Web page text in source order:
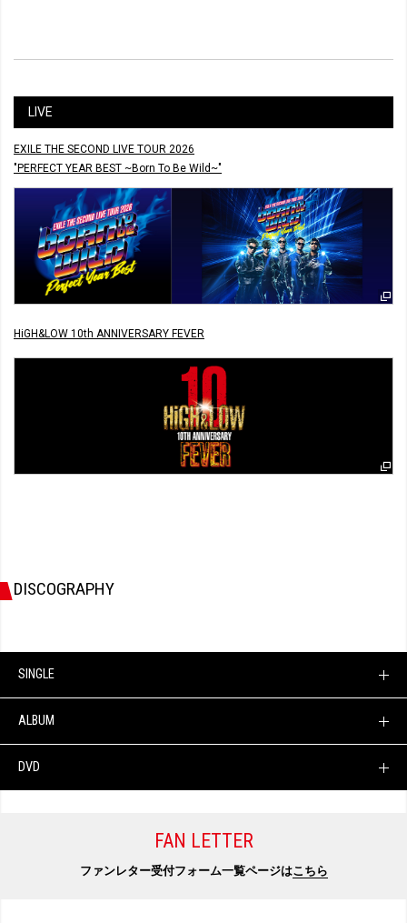
LIVE
EXILE THE SECOND LIVE TOUR 2026
"PERFECT YEAR BEST ~Born To Be Wild~"
HiGH&LOW 10th ANNIVERSARY FEVER
DISCOGRAPHY
SINGLE
ALBUM
DVD
FAN LETTER
ファンレター受付フォーム一覧ページはこちら